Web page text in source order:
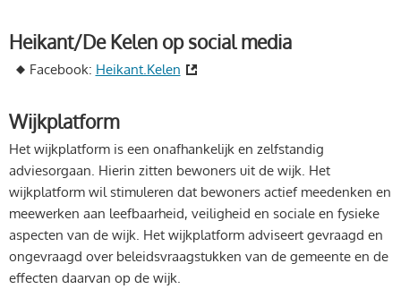
Heikant/De Kelen op social media
Facebook: Heikant.Kelen
Wijkplatform
Het wijkplatform is een onafhankelijk en zelfstandig
adviesorgaan. Hierin zitten bewoners uit de wijk. Het
wijkplatform wil stimuleren dat bewoners actief meedenken en
meewerken aan leefbaarheid, veiligheid en sociale en fysieke
aspecten van de wijk. Het wijkplatform adviseert gevraagd en
ongevraagd over beleidsvraagstukken van de gemeente en de
effecten daarvan op de wijk.